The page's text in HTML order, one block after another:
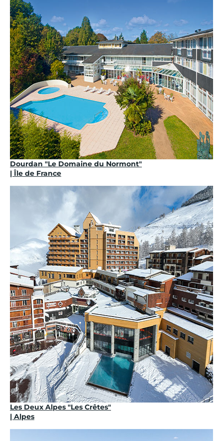
Dourdan "Le Domaine du Normont"
| Île de France
Les Deux Alpes "Les Crêtes"
| Alpes